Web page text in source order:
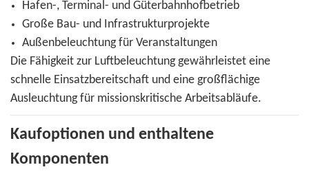
Hafen-, Terminal- und Güterbahnhofbetrieb
Große Bau- und Infrastrukturprojekte
Außenbeleuchtung für Veranstaltungen
Die Fähigkeit zur Luftbeleuchtung gewährleistet eine
schnelle Einsatzbereitschaft und eine großflächige
Ausleuchtung für missionskritische Arbeitsabläufe.
Kaufoptionen und enthaltene
Komponenten